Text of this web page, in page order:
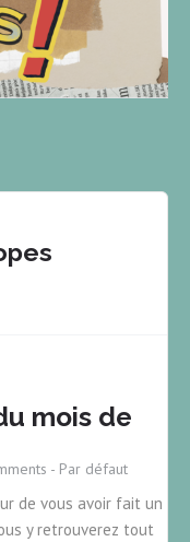
mois de
- Par défaut
de vous avoir fait un
y retrouverez tout